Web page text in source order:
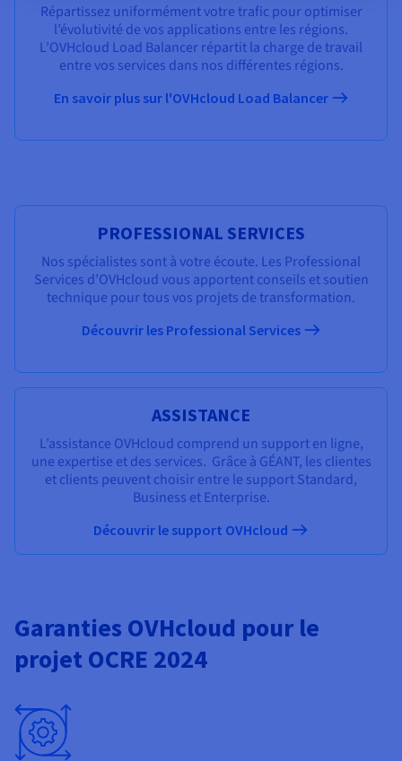
Répartissez uniformément votre trafic pour optimiser
l’évolutivité de vos applications entre les régions.
L’OVHcloud Load Balancer répartit la charge de travail
entre vos services dans nos différentes régions.
En savoir plus sur l'OVHcloud Load Balancer
PROFESSIONAL SERVICES
Nos spécialistes sont à votre écoute. Les Professional
Services d’OVHcloud vous apportent conseils et soutien
technique pour tous vos projets de transformation.
Découvrir les Professional Services
ASSISTANCE
L’assistance OVHcloud comprend un support en ligne,
une expertise et des services. Grâce à GÉANT, les clientes
et clients peuvent choisir entre le support Standard,
Business et Enterprise.
Découvrir le support OVHcloud
Garanties OVHcloud pour le
projet OCRE 2024